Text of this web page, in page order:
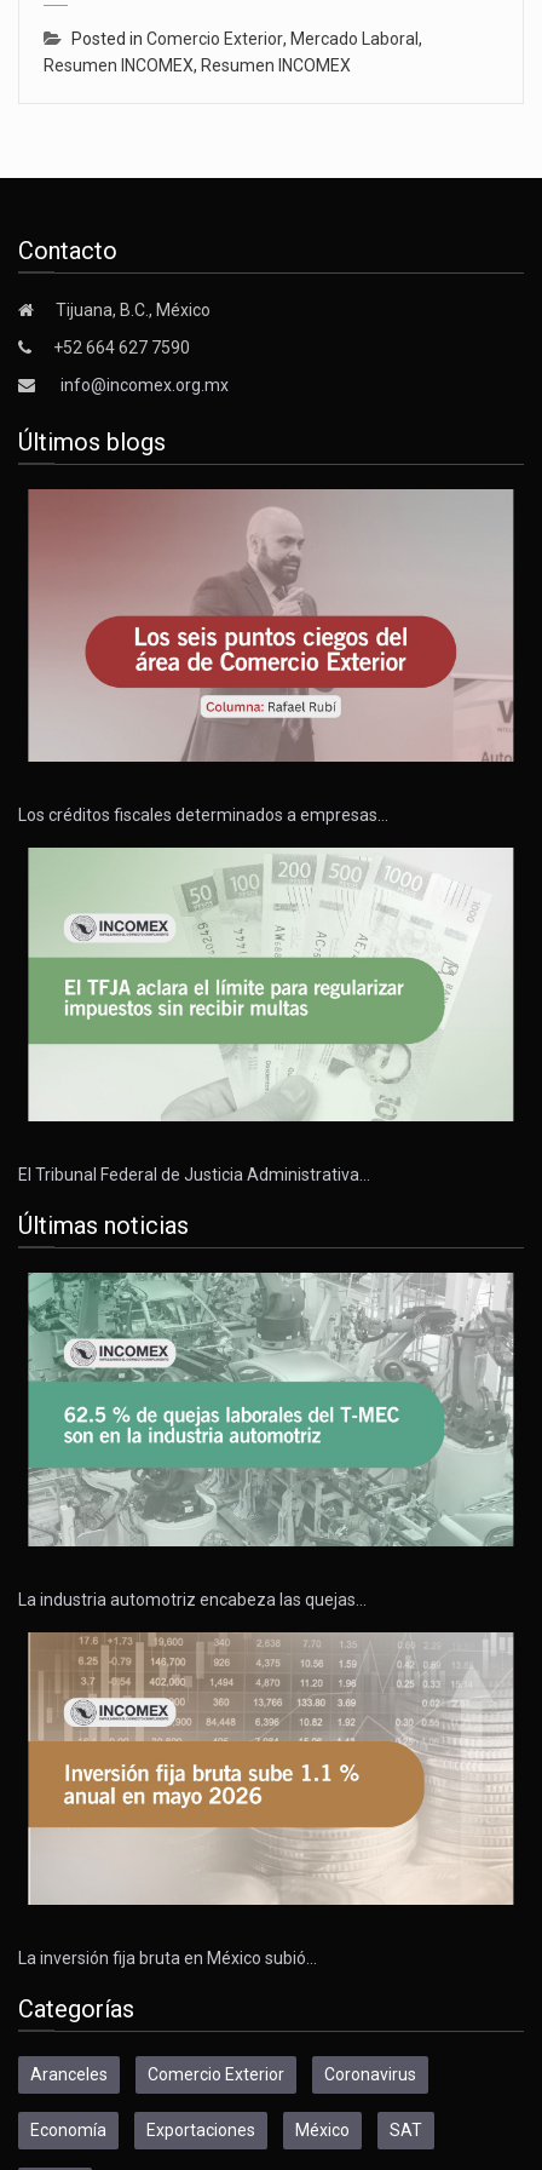
Posted in Comercio Exterior, Mercado Laboral,
Resumen INCOMEX, Resumen INCOMEX
Contacto
Tijuana, B.C., México
+52 664 627 7590
info@incomex.org.mx
Últimos blogs
Los créditos fiscales determinados a empresas…
El Tribunal Federal de Justicia Administrativa…
Últimas noticias
La industria automotriz encabeza las quejas…
La inversión fija bruta en México subió…
Categorías
Aranceles Comercio Exterior Coronavirus
Economía Exportaciones México SAT